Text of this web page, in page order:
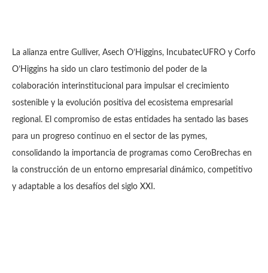
La alianza entre Gulliver, Asech O’Higgins, IncubatecUFRO y Corfo
O’Higgins ha sido un claro testimonio del poder de la
colaboración interinstitucional para impulsar el crecimiento
sostenible y la evolución positiva del ecosistema empresarial
regional. El compromiso de estas entidades ha sentado las bases
para un progreso continuo en el sector de las pymes,
consolidando la importancia de programas como CeroBrechas en
la construcción de un entorno empresarial dinámico, competitivo
y adaptable a los desafíos del siglo XXI.